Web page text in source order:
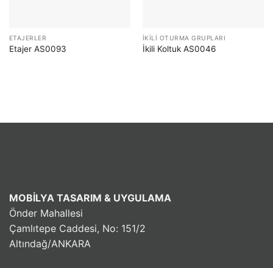
ETAJERLER
Etajer AS0093
İKILI OTURMA GRUPLARI
İkili Koltuk AS0046
MOBİLYA TASARIM & UYGULAMA
Önder Mahallesi
Çamlıtepe Caddesi, No: 151/2
Altındağ/ANKARA